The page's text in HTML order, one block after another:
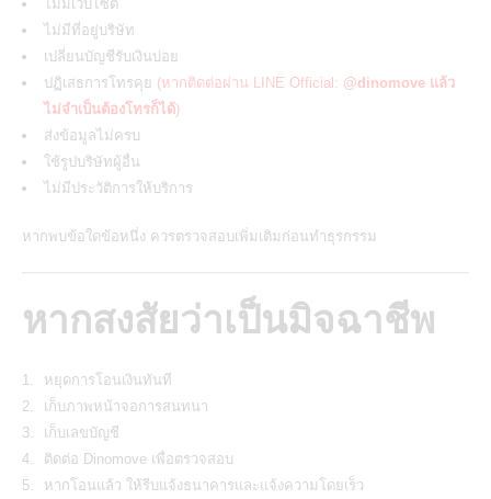
ไม่มีเว็บไซต์
ไม่มีที่อยู่บริษัท
เปลี่ยนบัญชีรับเงินบ่อย
ปฏิเสธการโทรคุย (หากติดต่อผ่าน LINE Official: @dinomove แล้ว
ไม่จำเป็นต้องโทรก็ได้)
ส่งข้อมูลไม่ครบ
ใช้รูปบริษัทผู้อื่น
ไม่มีประวัติการให้บริการ
หากพบข้อใดข้อหนึ่ง ควรตรวจสอบเพิ่มเติมก่อนทำธุรกรรม
หากสงสัยว่าเป็นมิจฉาชีพ
หยุดการโอนเงินทันที
เก็บภาพหน้าจอการสนทนา
เก็บเลขบัญชี
ติดต่อ Dinomove เพื่อตรวจสอบ
หากโอนแล้ว ให้รีบแจ้งธนาคารและแจ้งความโดยเร็ว